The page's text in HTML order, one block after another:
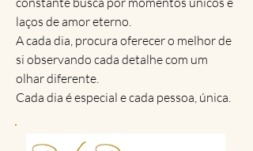
laços de amor eterno.
A cada dia, procura oferecer o melhor de
si observando cada detalhe com um
olhar diferente.
Cada dia é especial e cada pessoa, única.